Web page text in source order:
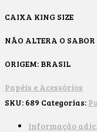
CAIXA KING SIZE
NÃO ALTERA O
ORIGEM: BRASIL
Papéis e Acessórios
SKU: 689 Categorias:
Informação